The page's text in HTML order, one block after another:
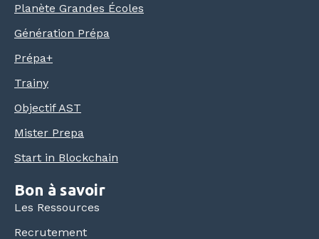
Planète Grandes Écoles
Génération Prépa
Prépa+
Trainy
Objectif AST
Mister Prepa
Start in Blockchain
Bon à savoir
Les Ressources
Recrutement